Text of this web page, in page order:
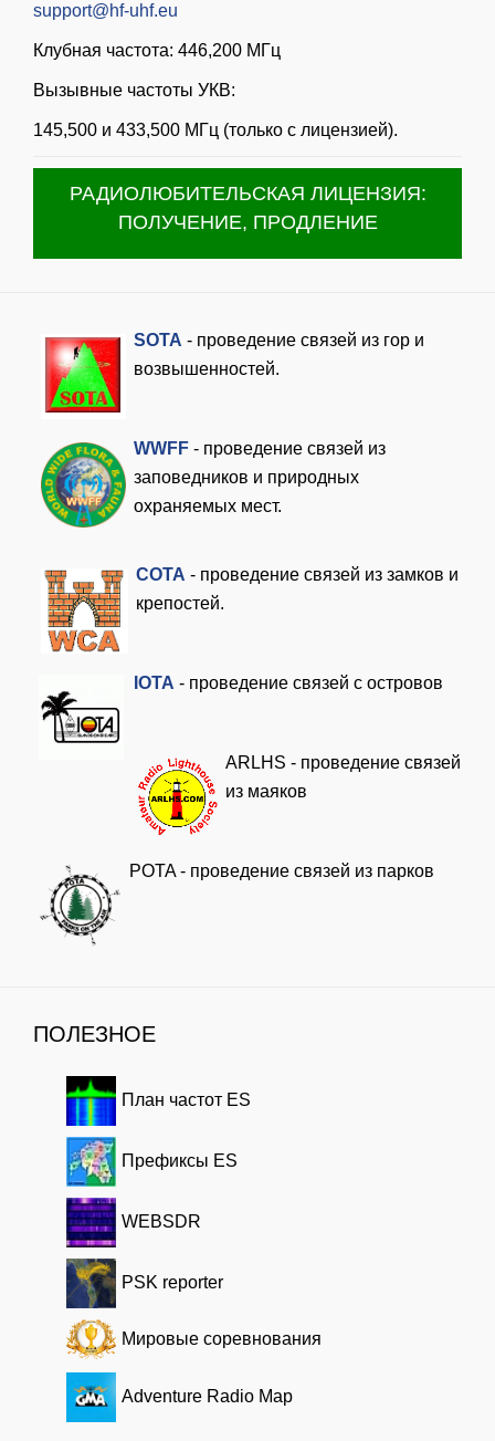
support@hf-uhf.eu
Клубная частота: 446,200 МГц
Вызывные частоты УКВ:
145,500 и 433,500 МГц (только с лицензией).
РАДИОЛЮБИТЕЛЬСКАЯ ЛИЦЕНЗИЯ:
ПОЛУЧЕНИЕ, ПРОДЛЕНИЕ
SOTA - проведение связей из гор и
возвышенностей.
WWFF - проведение связей из
заповедников и природных
охраняемых мест.
COTA - проведение связей из замков и
крепостей.
OTA - проведение связей с островов
ARLHS - проведение связей
из маяков
POTA - проведение связей из парков
ПОЛЕЗНОЕ
План частот ES
Префиксы ES
WEBSDR
PSK reporter
Мировые соревнования
Adventure Radio Map